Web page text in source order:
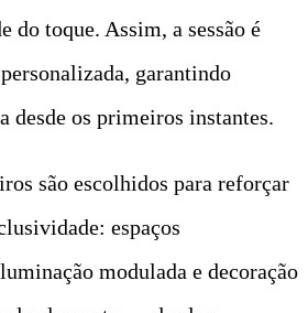
do toque. Assim, a sessão é
garantindo
desde os primeiros instantes.
são escolhidos para reforçar
espaços
modulada e decoração